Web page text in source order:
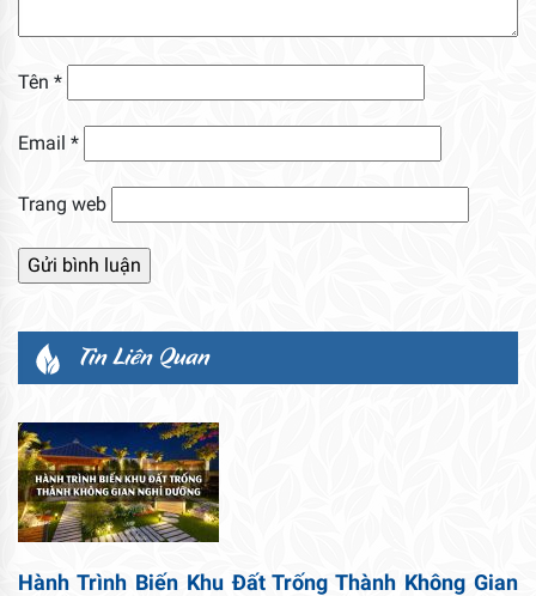
Tên *
Email *
Trang web
Tin Liên Quan
Hành Trình Biến Khu Đất Trống Thành Không Gian